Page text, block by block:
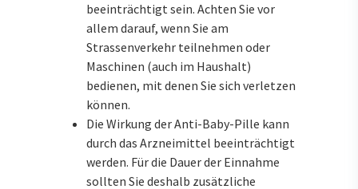
beeinträchtigt sein. Achten Sie vor
allem darauf, wenn Sie am
Strassenverkehr teilnehmen oder
Maschinen (auch im Haushalt)
bedienen, mit denen Sie sich verletzen
können.
Die Wirkung der Anti-Baby-Pille kann
durch das Arzneimittel beeinträchtigt
werden. Für die Dauer der Einnahme
sollten Sie deshalb zusätzliche